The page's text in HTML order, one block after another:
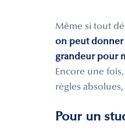
Même si tout
on peut donner
grandeur pour
Encore une fois,
règles
Pour un